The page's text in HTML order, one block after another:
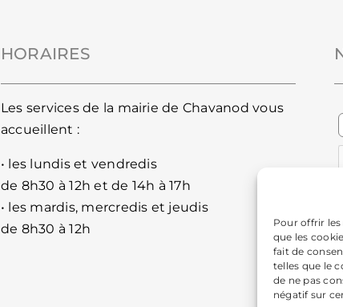
Pour offrir
que les
fait de
telles que le
de ne pas
négatif sur
HORAIRES
Les services de la mairie de Chavanod vous
accueillent :
• les lundis et vendredis
de 8h30 à 12h et de 14h à 17h
• les mardis, mercredis et jeudis
de 8h30 à 12h